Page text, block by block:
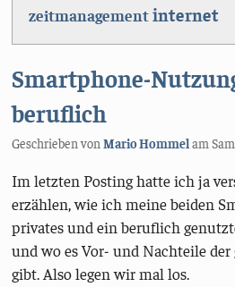
zeitmanagementinternet
Smartphone-
beruflich
Geschrieben vonMario Hommelam
Im letzten Posting hatte ich ja
erzählen, wie ich meine beiden
privates und ein beruflich
und wo es Vor- und Nachteile
gibt. Also legen wir mal los.